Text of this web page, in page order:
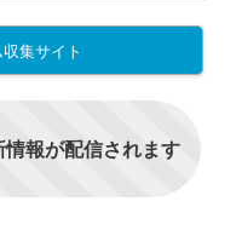
集サイト
報が配信されます